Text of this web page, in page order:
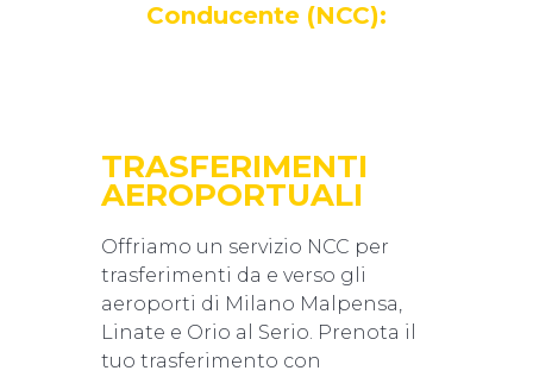
Conducente (NCC):
TRASFERIMENTI
AEROPORTUALI
Offriamo un servizio NCC per
trasferimenti da e verso gli
aeroporti di Milano Malpensa,
Linate e Orio al Serio. Prenota il
tuo trasferimento con